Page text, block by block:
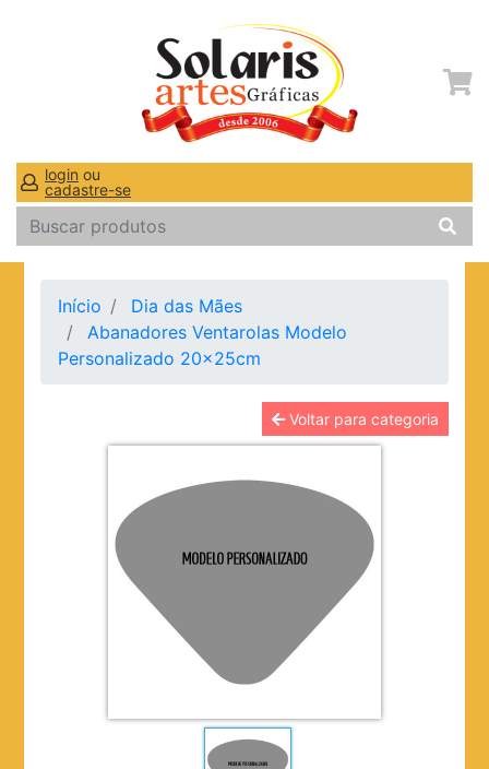
login ou
cadastre-se
Início
Dia das Mães
Abanadores Ventarolas Modelo
Personalizado 20x25cm
Voltar para categoria